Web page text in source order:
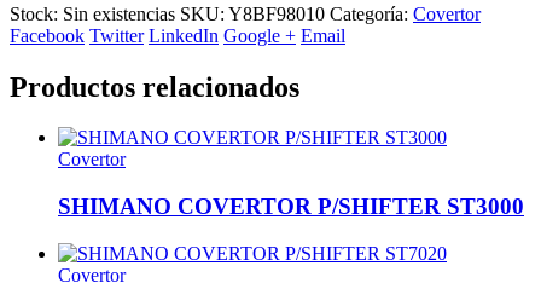
Stock: Sin existencias SKU: Y8BF98010 Categoría: Covertor
Facebook Twitter LinkedIn Google + Email
Productos relacionados
Covertor
SHIMANO COVERTOR P/SHIFTER ST3000
Covertor